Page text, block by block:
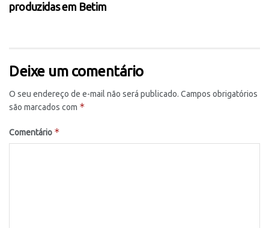
produzidas em Betim
Deixe um comentário
O seu endereço de e-mail não será publicado. Campos obrigatórios
são marcados com *
Comentário *